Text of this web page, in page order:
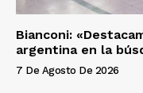
Bianconi:
argentina en la
7 De Agosto De 2026